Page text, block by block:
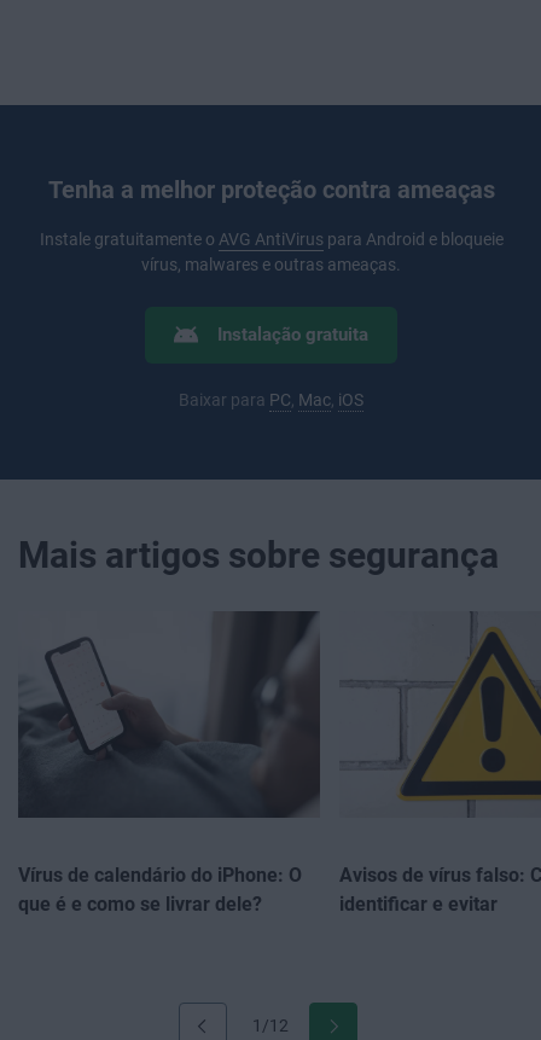
Tenha a melhor proteção contra ameaças
Instale gratuitamente o AVG AntiViruspara Android e bloqueie
vírus, malwares e outras ameaças.
Instalação gratuita
Baixar para PC, Mac, iOS
Mais artigos sobre segurança
1/12
Vírus de calendário do iPhone: O
que é e como se livrar dele?
Avisos de vírus falso:
identificar e evitar